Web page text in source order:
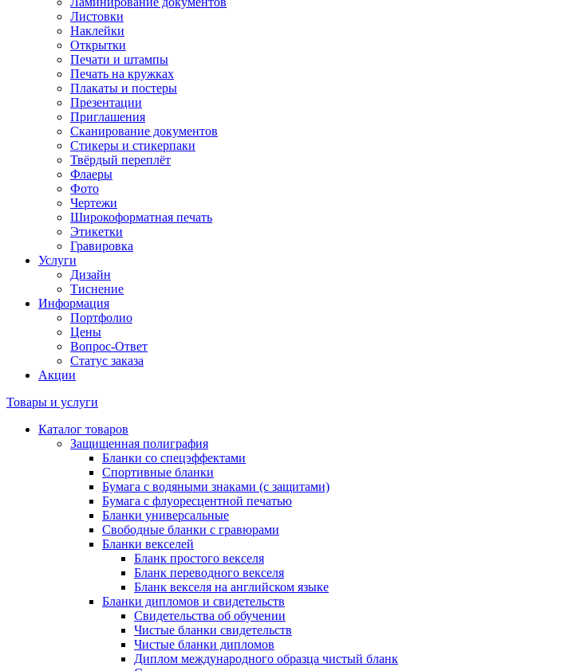
Листовки
Наклейки
Открытки
Печати и штампы
Печать на кружках
Плакаты и постеры
Презентации
Приглашения
Сканирование документов
Стикеры и стикерпаки
Твёрдый переплёт
Флаеры
Фото
Чертежи
Широкоформатная печать
Этикетки
Гравировка
Услуги
Дизайн
Тиснение
Информация
Портфолио
Цены
Вопрос-Ответ
Статус заказа
Акции
Товары и услуги
Каталог товаров
Защищенная полиграфия
Бланки со спецэффектами
Спортивные бланки
Бумага с водяными знаками (с защитами)
Бумага с флуоресцентной печатью
Бланки универсальные
Свободные бланки с гравюрами
Бланки векселей
Бланк простого векселя
Бланк переводного векселя
Бланк векселя на английском языке
Бланки дипломов и свидетельств
Свидетельства об обучении
Чистые бланки свидетельств
Чистые бланки дипломов
Диплом международного образца чистый бланк